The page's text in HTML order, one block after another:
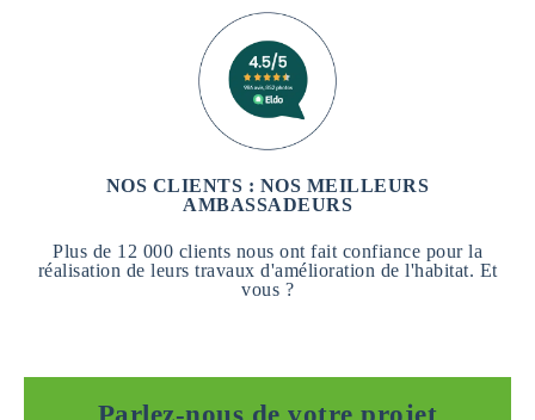
NOS CLIENTS : NOS MEILLEURS
AMBASSADEURS
Plus de 12 000 clients nous ont fait confiance pour la
réalisation de leurs travaux d'amélioration de l'habitat. Et
vous ?